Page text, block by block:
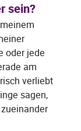
sein?
oder jede
am
verliebt
sagen,